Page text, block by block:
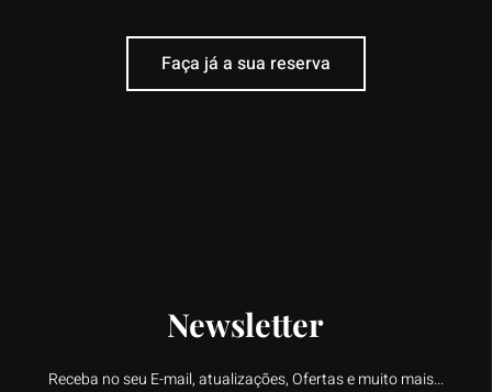
Faça já a sua reserva
Newsletter
Receba no seu E-mail, atualizações, Ofertas e muito mais...